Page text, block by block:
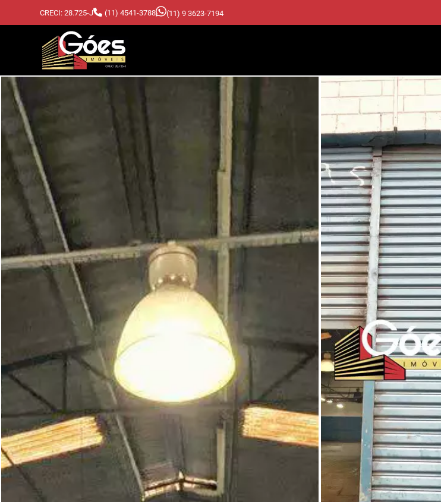
CRECI: 28.725-J (11) 4541-3788 (11) 9 3623-7194